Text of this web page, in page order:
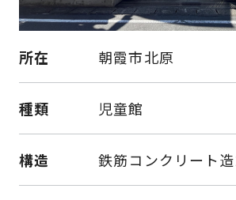
所在 朝霞市北原
種類 児童館
構造 鉄筋コンクリート